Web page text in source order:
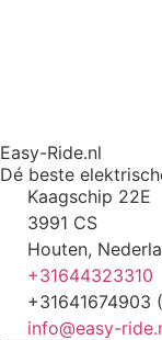
Easy-Ride.nl
Dé beste
Kaagschip 22E
3991 CS
Houten,
+31644323310
+31641674903
info@easy-